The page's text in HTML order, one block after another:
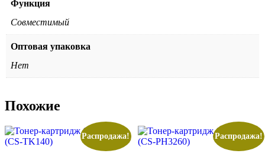
Функция
Совместимый
Оптовая упаковка
Нет
Похожие
Распродажа! Распродажа!